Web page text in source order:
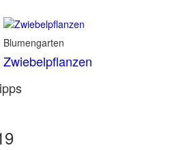
Blumengarten
Zwiebelpflanzen